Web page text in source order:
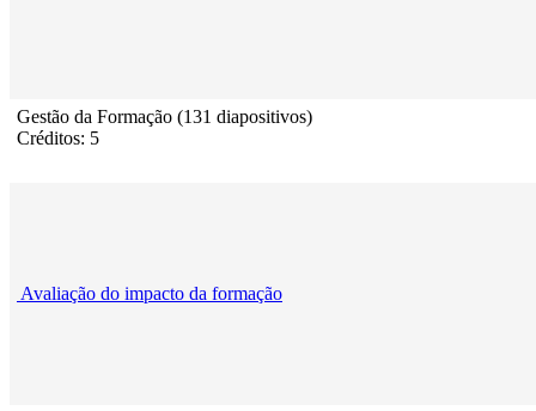
Gestão da Formação (131 diapositivos)
Créditos: 5
Avaliação do impacto da formação